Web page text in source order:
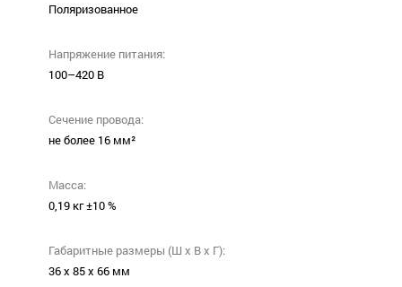
Поляризованное
Напряжение питания:
100–420 В
Сечение провода:
не более 16 мм²
Масса:
0,19 кг ±10 %
Габаритные размеры (Ш х В х Г):
36 х 85 х 66 мм